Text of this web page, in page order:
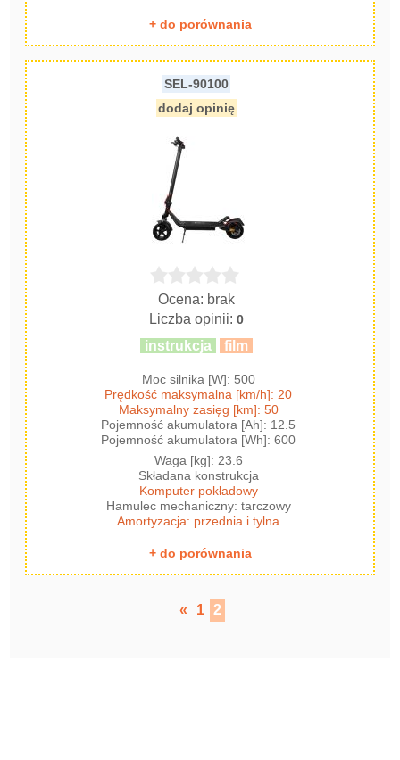
+ do porównania
SEL-90100
dodaj opinię
Ocena: brak
Liczba opinii:0
instrukcja film
Moc silnika [W]: 500
Prędkość maksymalna [km/h]: 20
Maksymalny zasięg [km]: 50
Pojemność akumulatora [Ah]: 12.5
Pojemność akumulatora [Wh]: 600
Waga [kg]: 23.6
Składana konstrukcja
Komputer pokładowy
Hamulec mechaniczny: tarczowy
Amortyzacja: przednia i tylna
+ do porównania
« 1 2